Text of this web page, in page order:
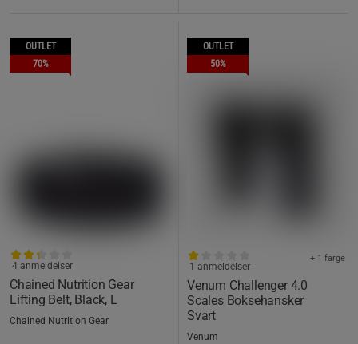
OUTLET
70%
Chained Nutrition Gear
Lifting Belt, Black, L
4 anmeldelser
Chained Nutrition Gear
OUTLET
50%
Venum Challenger 4.0
Scales Boksehansker
Svart
+ 1 farge
1 anmeldelser
Venum